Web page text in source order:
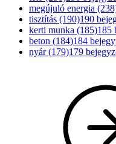
megújuló energia
tisztítás (190)190
kerti munka (185)185
beton (184)184
nyár (179)179